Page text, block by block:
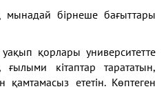
бірнеше бағыттары
қорлары университетте
ғылыми кітаптар тарататын,
ететін. Көптеген